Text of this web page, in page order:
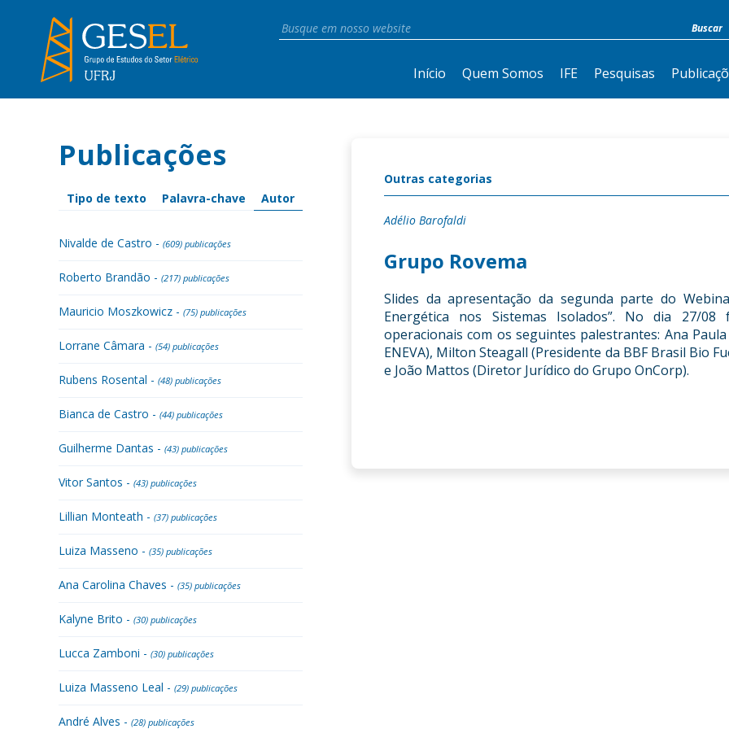
Início Quem Somos IFE Pesquisas
Publicações
Tipo de texto Palavra-chave Autor
Nivalde de Castro - (609) publicações
Roberto Brandão - (217) publicações
Mauricio Moszkowicz - (75) publicações
Lorrane Câmara - (54) publicações
Rubens Rosental - (48) publicações
Bianca de Castro - (44) publicações
Guilherme Dantas - (43) publicações
Vitor Santos - (43) publicações
Lillian Monteath - (37) publicações
Luiza Masseno - (35) publicações
Ana Carolina Chaves - (35) publicações
Kalyne Brito - (30) publicações
Lucca Zamboni - (30) publicações
Luiza Masseno Leal - (29) publicações
André Alves - (28) publicações
Outras categorias
Adélio Barofaldi
Grupo Rovema
Slides da apresentação da segunda parte do
Energética nos Sistemas Isolados”. No dia 27/08
operacionais com os seguintes palestrantes: Ana
ENEVA), Milton Steagall (Presidente da BBF Brasil Bio
e João Mattos (Diretor Jurídico do Grupo OnCorp).